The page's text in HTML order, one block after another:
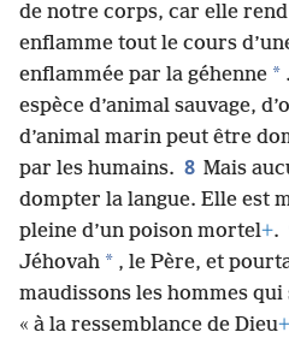
de notre corps, car elle
enflamme tout le cours
enflammée par la géhenne * .
espèce d’animal sauvage,
d’animal marin peut être
par les humains. 8 Mais
dompter la langue. Elle est
pleine d’un poison mortel+.
Jéhovah * , le Père, et
maudissons les hommes qui
« à la ressemblance de Dieu+